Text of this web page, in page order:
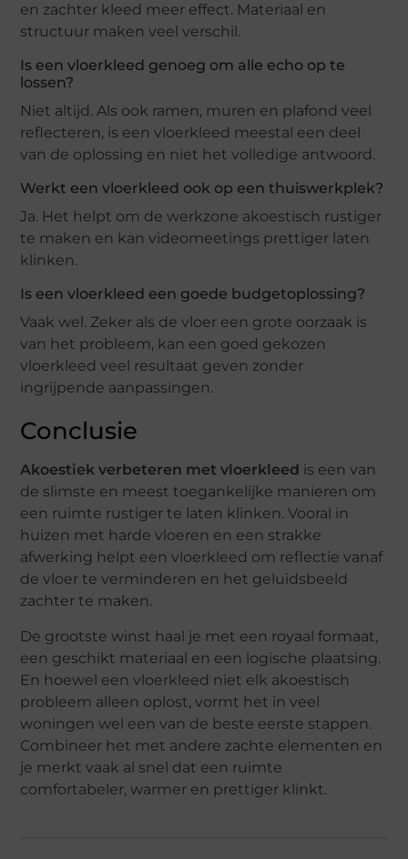
en zachter kleed meer effect. Materiaal en
structuur maken veel verschil.
Is een vloerkleed genoeg om alle echo op te
lossen?
Niet altijd. Als ook ramen, muren en plafond veel
reflecteren, is een vloerkleed meestal een deel
van de oplossing en niet het volledige antwoord.
Werkt een vloerkleed ook op een thuiswerkplek?
Ja. Het helpt om de werkzone akoestisch rustiger
te maken en kan videomeetings prettiger laten
klinken.
Is een vloerkleed een goede budgetoplossing?
Vaak wel. Zeker als de vloer een grote oorzaak is
van het probleem, kan een goed gekozen
vloerkleed veel resultaat geven zonder
ingrijpende aanpassingen.
Conclusie
Akoestiek verbeteren met vloerkleed is een van
de slimste en meest toegankelijke manieren om
een ruimte rustiger te laten klinken. Vooral in
huizen met harde vloeren en een strakke
afwerking helpt een vloerkleed om reflectie vanaf
de vloer te verminderen en het geluidsbeeld
zachter te maken.
De grootste winst haal je met een royaal formaat,
een geschikt materiaal en een logische plaatsing.
En hoewel een vloerkleed niet elk akoestisch
probleem alleen oplost, vormt het in veel
woningen wel een van de beste eerste stappen.
Combineer het met andere zachte elementen en
je merkt vaak al snel dat een ruimte
comfortabeler, warmer en prettiger klinkt.